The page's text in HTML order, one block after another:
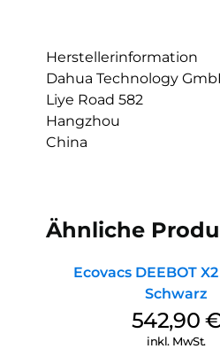
Herstellerinformation
Dahua Technology
Liye Road 582
Hangzhou
China
Ähnliche
Ecovacs DEEBOT
Schwarz
542,90
inkl. MwSt.